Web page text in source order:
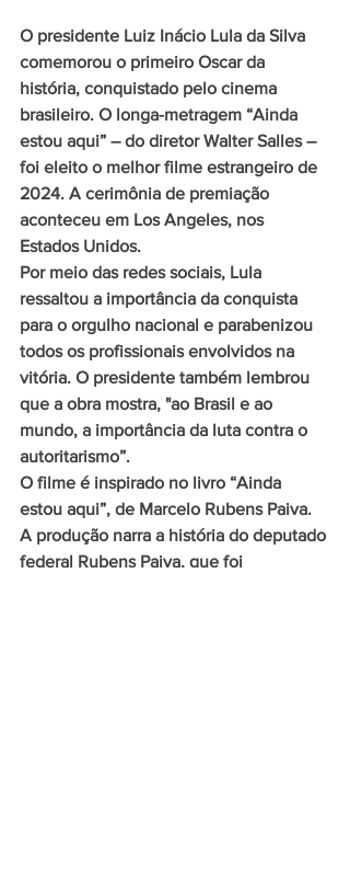
O presidente Luiz Inácio Lula da Silva
comemorou o primeiro Oscar da
história, conquistado pelo cinema
brasileiro. O longa-metragem “Ainda
estou aqui” – do diretor Walter Salles –
foi eleito o melhor filme estrangeiro de
2024. A cerimônia de premiação
aconteceu em Los Angeles, nos
Estados Unidos.
Por meio das redes sociais, Lula
ressaltou a importância da conquista
para o orgulho nacional e parabenizou
todos os profissionais envolvidos na
vitória. O presidente também lembrou
que a obra mostra, "ao Brasil e ao
mundo, a importância da luta contra o
autoritarismo”.
O filme é inspirado no livro “Ainda
estou aqui”, de Marcelo Rubens Paiva.
A produção narra a história do deputado
federal Rubens Paiva, que foi